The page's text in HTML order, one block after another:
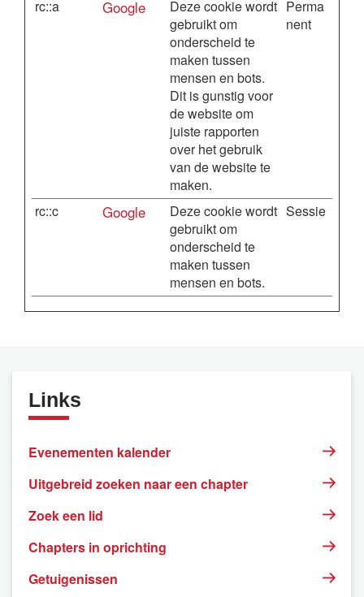
rc::a Google
Deze cookie wordt
gebruikt om
onderscheid te
maken tussen
mensen en bots.
Dit is gunstig voor
de website om
juiste rapporten
over het gebruik
van de website te
maken.
Perma
nent
rc::c Google
Deze cookie wordt
gebruikt om
onderscheid te
maken tussen
mensen en bots.
Sessie
Links
Evenementen kalender
Uitgebreid zoeken naar een chapter
Zoek een lid
Chapters in oprichting
Getuigenissen